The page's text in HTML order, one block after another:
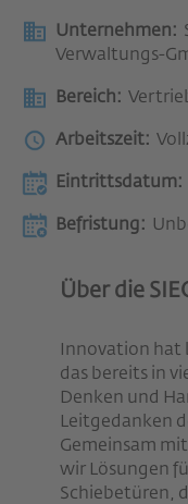
Unternehmen:
Verwaltungs-
Bereich:
Arbeitszeit:
Eintrittsdatum:
Befristung:
Über die
Innovation hat
das bereits in
Denken und
Leitgedanken
Gemeinsam
wir Lösungen
Schiebetüren,